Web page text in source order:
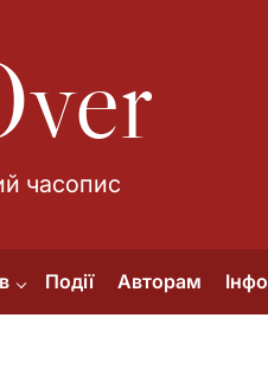
часопис
Події Авторам Інфо